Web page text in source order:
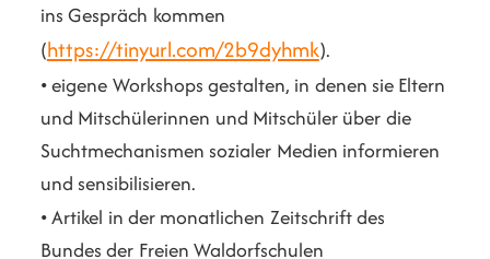
ins Gespräch kommen
(https://tinyurl.com/2b9dyhmk).
• eigene Workshops gestalten, in denen sie Eltern
und Mitschülerinnen und Mitschüler über die
Suchtmechanismen sozialer Medien informieren
und sensibilisieren.
• Artikel in der monatlichen Zeitschrift des
Bundes der Freien Waldorfschulen